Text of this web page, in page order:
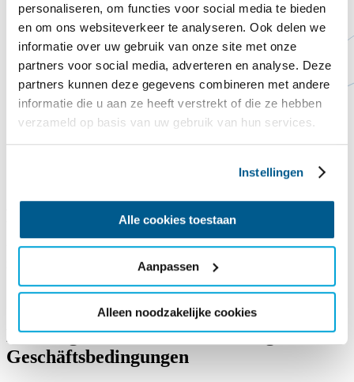
personaliseren, om functies voor social media te bieden
en om ons websiteverkeer te analyseren. Ook delen we
informatie over uw gebruik van onze site met onze
partners voor social media, adverteren en analyse. Deze
partners kunnen deze gegevens combineren met andere
informatie die u aan ze heeft verstrekt of die ze hebben
verzameld op basis van uw gebruik van hun services.
Instellingen
Alle cookies toestaan
Aanpassen
Alleen noodzakelijke cookies
Buchen & mehr
Um den Ablauf Ihrer Reise optimal vorzubereiten, haben wir einige
nützliche Dinge für Sie aufgelistet.
Buchungsinformationen und Allgemeine
Geschäftsbedingungen